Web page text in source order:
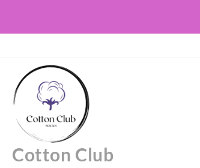
content
Cotton Club